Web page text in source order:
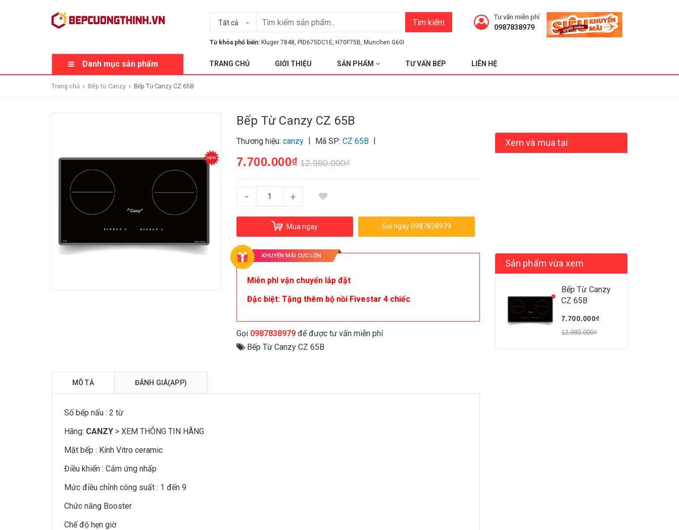
Tất cả Tìm kiếm
Từ khóa phổ biến: Kluger 7848, PID675DC1E, H70F75B, Munchen G60I
Tư vấn miễn phí
0987838979
Danh mục sản phẩm TRANG CHỦ GIỚI THIỆU SẢN PHẨM TƯ VẤN BẾP LIÊN HỆ
Trang chủ Bếp từ Canzy Bếp Từ Canzy CZ 65B
Bếp Từ Canzy CZ 65B
Thương hiệu: canzy | Mã SP: CZ 65B |
7.700.000₫ 12.980.000₫
- +
Mua ngay Gọi ngay 0987838979
KHUYẾN MÃI CỰC LỚN
Miễn phí vận chuyển lắp đặt
Đặc biệt: Tặng thêm bộ nồi Fivestar 4 chiếc
Gọi 0987838979để được tư vấn miễn phí
Bếp Từ Canzy CZ 65B
MÔ TẢ ĐÁNH GIÁ(APP)
Số bếp nấu : 2 từ
Hãng: CANZY > XEM THÔNG TIN HÃNG
Mặt bếp : Kính Vitro ceramic
Điều khiển : Cảm ứng nhấp
Mức điều chỉnh công suất : 1 đến 9
Chức năng Booster
Chế độ hẹn giờ
Xem và mua tại
Sản phẩm vừa xem
Bếp Từ Canzy
CZ 65B
7.700.000₫
12.980.000₫